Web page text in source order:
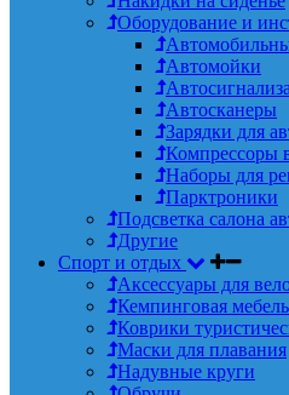
Оборудование и
Автомойки
Автосканеры
Зарядки для
Компрессоры
Наборы для
Парктроники
Подсветка салона
Другие
Спорт и отдых
Аксессуары для
Кемпинговая мебель
Коврики
Маски для плавания
Надувные круги